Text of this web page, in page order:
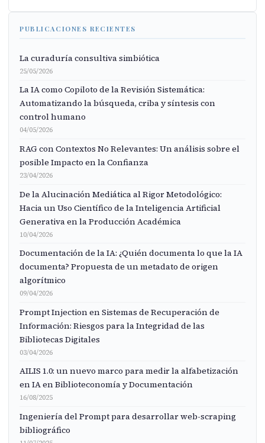
PUBLICACIONES RECIENTES
La curaduría consultiva simbiótica
25/05/2026
La IA como Copiloto de la Revisión Sistemática:
Automatizando la búsqueda, criba y síntesis con
control humano
04/05/2026
RAG con Contextos No Relevantes: Un análisis sobre el
posible Impacto en la Confianza
23/04/2026
De la Alucinación Mediática al Rigor Metodológico:
Hacia un Uso Científico de la Inteligencia Artificial
Generativa en la Producción Académica
10/04/2026
Documentación de la IA: ¿Quién documenta lo que la IA
documenta? Propuesta de un metadato de origen
algorítmico
09/04/2026
Prompt Injection en Sistemas de Recuperación de
Información: Riesgos para la Integridad de las
Bibliotecas Digitales
03/04/2026
AILIS 1.0: un nuevo marco para medir la alfabetización
en IA en Biblioteconomía y Documentación
16/08/2025
Ingeniería del Prompt para desarrollar web-scraping
bibliográfico